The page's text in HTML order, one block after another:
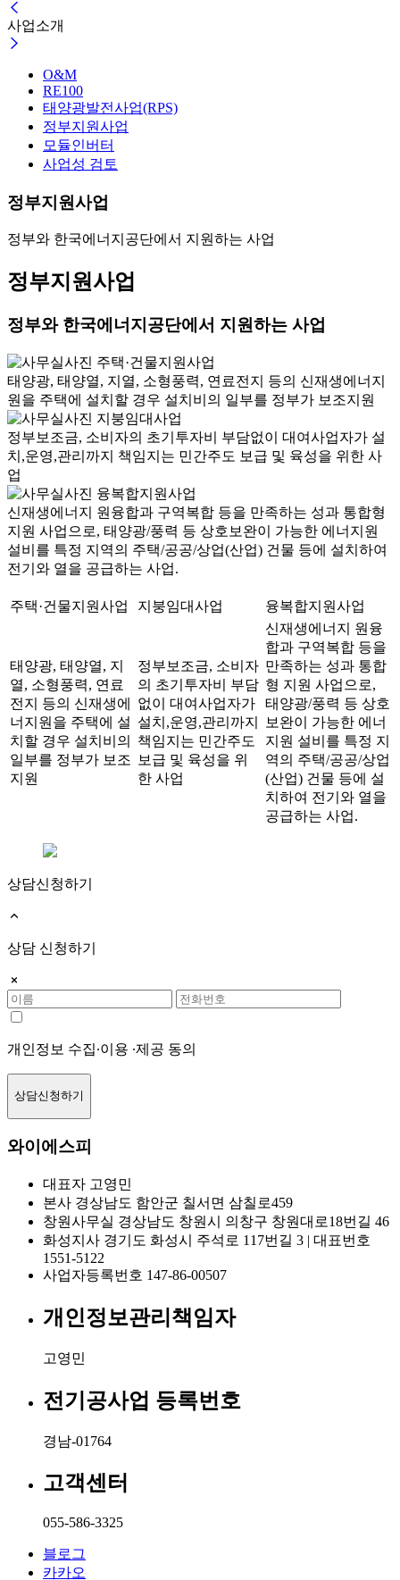
사업소개
O&M
RE100
태양광발전사업(RPS)
정부지원사업
모듈인버터
사업성 검토
정부지원사업
정부와 한국에너지공단에서 지원하는 사업
정부지원사업
정부와 한국에너지공단에서 지원하는 사업
주택·건물지원사업
태양광, 태양열, 지열, 소형풍력, 연료전지 등의 신재생에너지
원을 주택에 설치할 경우 설치비의 일부를 정부가 보조지원
지붕임대사업
정부보조금, 소비자의 초기투자비 부담없이 대여사업자가 설
치,운영,관리까지 책임지는 민간주도 보급 및 육성을 위한 사
업
융복합지원사업
신재생에너지 원융합과 구역복합 등을 만족하는 성과 통합형
지원 사업으로, 태양광/풍력 등 상호보완이 가능한 에너지원
설비를 특정 지역의 주택/공공/상업(산업) 건물 등에 설치하여
전기와 열을 공급하는 사업.
주택·건물지원사업 지붕임대사업 융복합지원사업
태양광, 태양열, 지
열, 소형풍력, 연료
전지 등의 신재생에
너지원을 주택에 설
치할 경우 설치비의
일부를 정부가 보조
지원
정부보조금, 소비자
의 초기투자비 부담
없이 대여사업자가
설치,운영,관리까지
책임지는 민간주도
보급 및 육성을 위
한 사업
신재생에너지 원융
합과 구역복합 등을
만족하는 성과 통합
형 지원 사업으로,
태양광/풍력 등 상호
보완이 가능한 에너
지원 설비를 특정 지
역의 주택/공공/상업
(산업) 건물 등에 설
치하여 전기와 열을
공급하는 사업.
상담신청하기
상담 신청하기
개인정보 수집∙이용 ∙제공 동의
상담신청하기
와이에스피
대표자 고영민
본사 경상남도 함안군 칠서면 삼칠로459
창원사무실 경상남도 창원시 의창구 창원대로18번길 46
화성지사 경기도 화성시 주석로 117번길 3 | 대표번호
1551-5122
사업자등록번호 147-86-00507
개인정보관리책임자
고영민
전기공사업 등록번호
경남-01764
고객센터
055-586-3325
블로그
카카오